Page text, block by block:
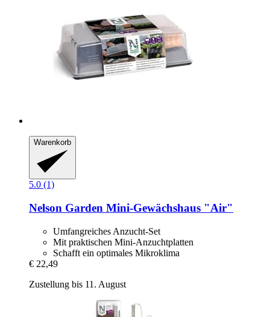
Warenkorb
5.0 (1)
Nelson Garden Mini-​Gewächshaus "Air"
Umfangreiches Anzucht-Set
Mit praktischen Mini-Anzuchtplatten
Schafft ein optimales Mikroklima
€ 22,49
Zustellung bis 11. August